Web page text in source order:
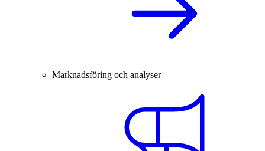
Marknadsföring och analyser